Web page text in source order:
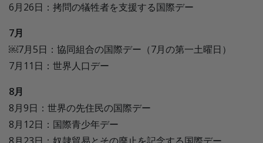
6月26日：拷問の犠牲者を支援する国際デー
7月
￼7月5日：協同組合の国際デー（7月の第一土曜日）
7月11日：世界人口デー
8月
8月9日：世界の先住民の国際デー
8月12日：国際青少年デー